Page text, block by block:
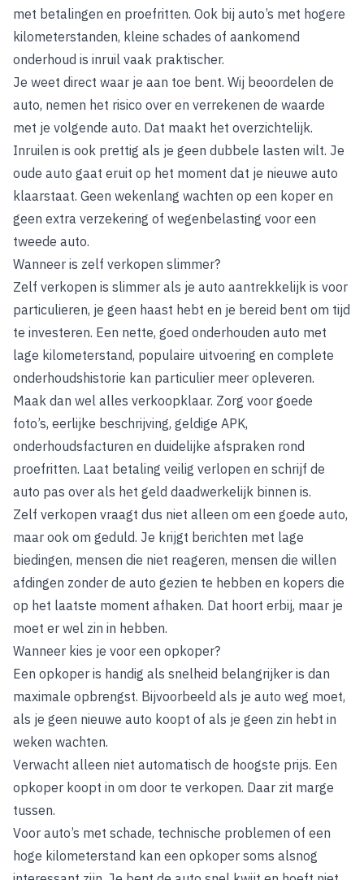
met betalingen en proefritten. Ook bij auto’s met hogere
kilometerstanden, kleine schades of aankomend
onderhoud is inruil vaak praktischer.
Je weet direct waar je aan toe bent. Wij beoordelen de
auto, nemen het risico over en verrekenen de waarde
met je volgende auto. Dat maakt het overzichtelijk.
Inruilen is ook prettig als je geen dubbele lasten wilt. Je
oude auto gaat eruit op het moment dat je nieuwe auto
klaarstaat. Geen wekenlang wachten op een koper en
geen extra verzekering of wegenbelasting voor een
tweede auto.
Wanneer is zelf verkopen slimmer?
Zelf verkopen is slimmer als je auto aantrekkelijk is voor
particulieren, je geen haast hebt en je bereid bent om tijd
te investeren. Een nette, goed onderhouden auto met
lage kilometerstand, populaire uitvoering en complete
onderhoudshistorie kan particulier meer opleveren.
Maak dan wel alles verkoopklaar. Zorg voor goede
foto’s, eerlijke beschrijving, geldige APK,
onderhoudsfacturen en duidelijke afspraken rond
proefritten. Laat betaling veilig verlopen en schrijf de
auto pas over als het geld daadwerkelijk binnen is.
Zelf verkopen vraagt dus niet alleen om een goede auto,
maar ook om geduld. Je krijgt berichten met lage
biedingen, mensen die niet reageren, mensen die willen
afdingen zonder de auto gezien te hebben en kopers die
op het laatste moment afhaken. Dat hoort erbij, maar je
moet er wel zin in hebben.
Wanneer kies je voor een opkoper?
Een opkoper is handig als snelheid belangrijker is dan
maximale opbrengst. Bijvoorbeeld als je auto weg moet,
als je geen nieuwe auto koopt of als je geen zin hebt in
weken wachten.
Verwacht alleen niet automatisch de hoogste prijs. Een
opkoper koopt in om door te verkopen. Daar zit marge
tussen.
Voor auto’s met schade, technische problemen of een
hoge kilometerstand kan een opkoper soms alsnog